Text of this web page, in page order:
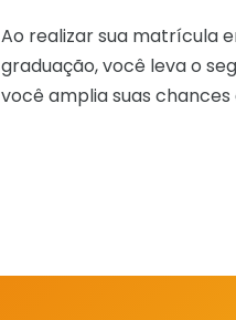
Ao realizar sua matrícula
graduação, você leva o
você amplia suas